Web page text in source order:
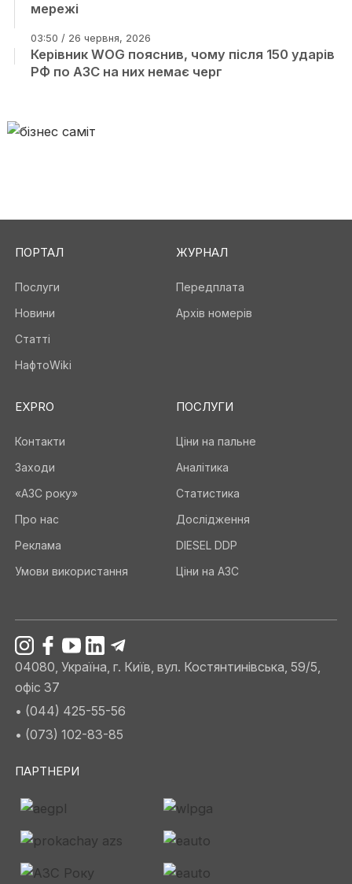
мережі
03:50 / 26 червня, 2026
Керівник WOG пояснив, чому після 150 ударів
РФ по АЗС на них немає черг
ПОРТАЛ
Послуги
Новини
Статті
НафтоWiki
ЖУРНАЛ
Передплата
Архів номерів
EXPRO
Контакти
Заходи
«АЗС року»
Про нас
Реклама
Умови використання
ПОСЛУГИ
Ціни на пальне
Аналітика
Статистика
Дослідження
DIESEL DDP
Ціни на АЗС
04080, Україна, г. Київ, вул. Костянтинівська, 59/5,
офіс 37
• (044) 425-55-56
• (073) 102-83-85
ПАРТНЕРИ